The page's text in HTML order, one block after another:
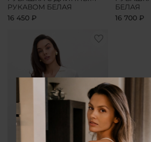
РУКАВОМ БЕЛАЯ
16 450 ₽
БЕЛАЯ
16 700 ₽